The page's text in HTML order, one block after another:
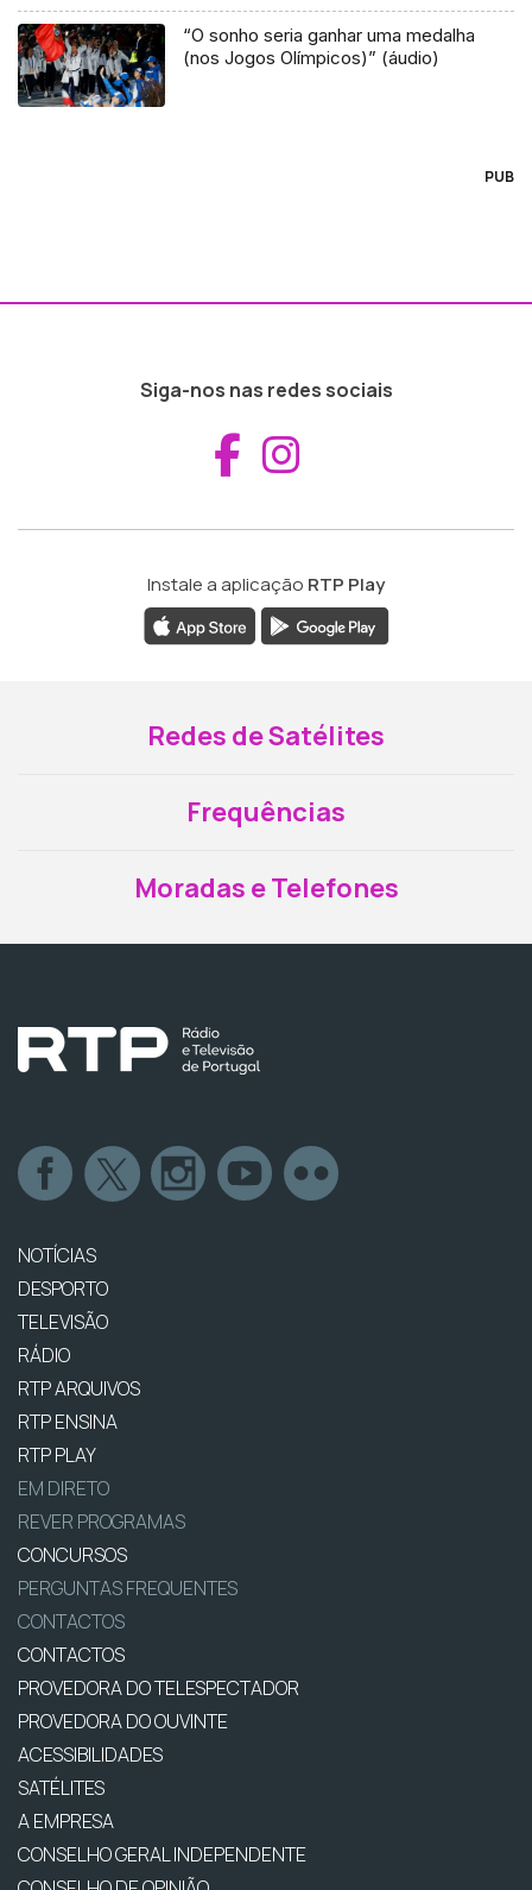
“O sonho seria ganhar uma medalha
(nos Jogos Olímpicos)” (áudio)
PUB
Siga-nos nas redes sociais
Aceder ao
Instale a aplicação RTP Play
Redes de Satélites
Frequências
Moradas e Telefones
NOTÍCIAS
DESPORTO
TELEVISÃO
RÁDIO
RTP ARQUIVOS
RTP ENSINA
RTP PLAY
EM DIRETO
REVER PROGRAMAS
CONCURSOS
PERGUNTAS FREQUENTES
CONTACTOS
CONTACTOS
PROVEDORA DO TELESPECTADOR
PROVEDORA DO OUVINTE
ACESSIBILIDADES
SATÉLITES
A EMPRESA
CONSELHO GERAL INDEPENDENTE